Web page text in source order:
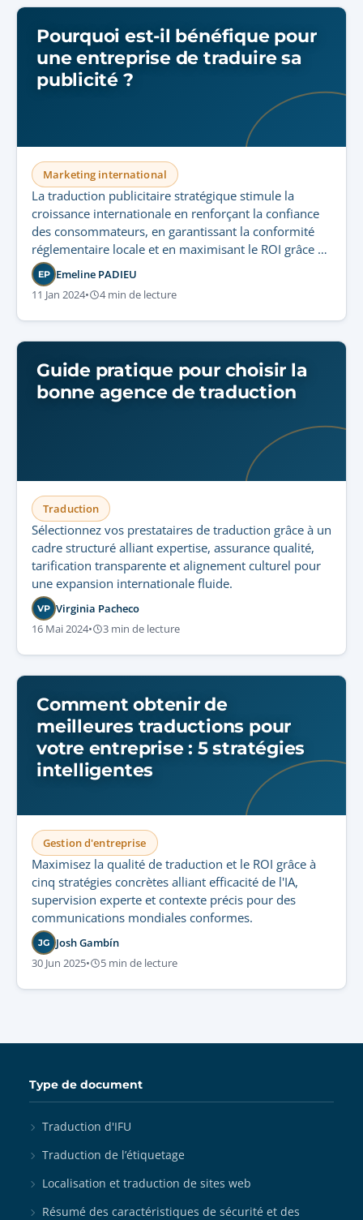
Pourquoi est-il bénéfique pour
une entreprise de traduire sa
publicité ?
Marketing international
La traduction publicitaire stratégique stimule la
croissance internationale en renforçant la confiance
des consommateurs, en garantissant la conformité
réglementaire locale et en maximisant le ROI grâce à
des messages promotionnels précisément localisés.
EP Emeline PADIEU
11 Jan 2024• 4 min de lecture
Guide pratique pour choisir la
bonne agence de traduction
Traduction
Sélectionnez vos prestataires de traduction grâce à un
cadre structuré alliant expertise, assurance qualité,
tarification transparente et alignement culturel pour
une expansion internationale fluide.
VP Virginia Pacheco
16 Mai 2024• 3 min de lecture
Comment obtenir de
meilleures traductions pour
votre entreprise : 5 stratégies
intelligentes
Gestion d'entreprise
Maximisez la qualité de traduction et le ROI grâce à
cinq stratégies concrètes alliant efficacité de l'IA,
supervision experte et contexte précis pour des
communications mondiales conformes.
JG Josh Gambín
30 Jun 2025• 5 min de lecture
Type de document
Traduction d'IFU
Traduction de l’étiquetage
Localisation et traduction de sites web
Résumé des caractéristiques de sécurité et des